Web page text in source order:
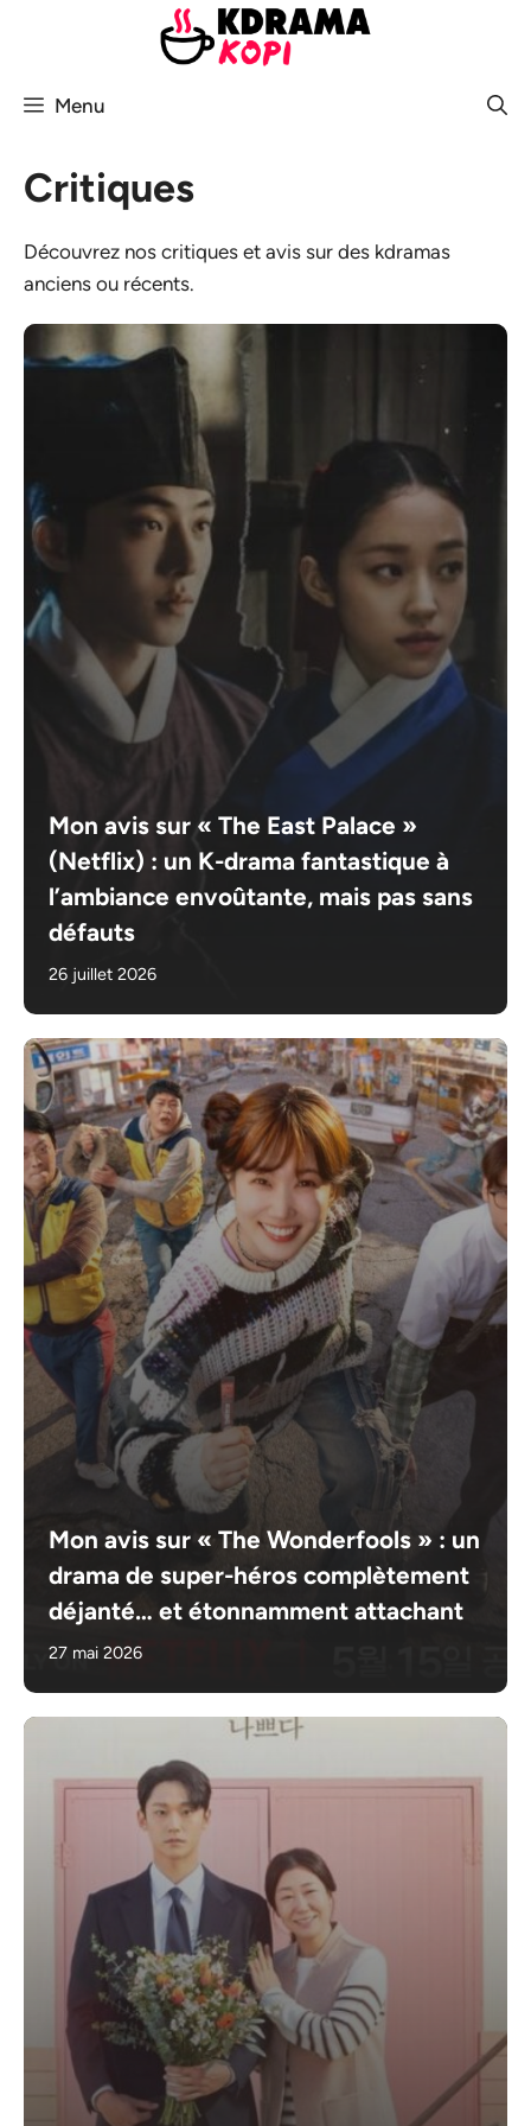
Menu
Critiques
Découvrez nos critiques et avis sur des kdramas
anciens ou récents.
Mon avis sur « The East Palace »
(Netflix) : un K-drama fantastique à
l’ambiance envoûtante, mais pas sans
défauts
26 juillet 2026
Mon avis sur « The Wonderfools » : un
drama de super-héros complètement
déjanté… et étonnamment attachant
27 mai 2026